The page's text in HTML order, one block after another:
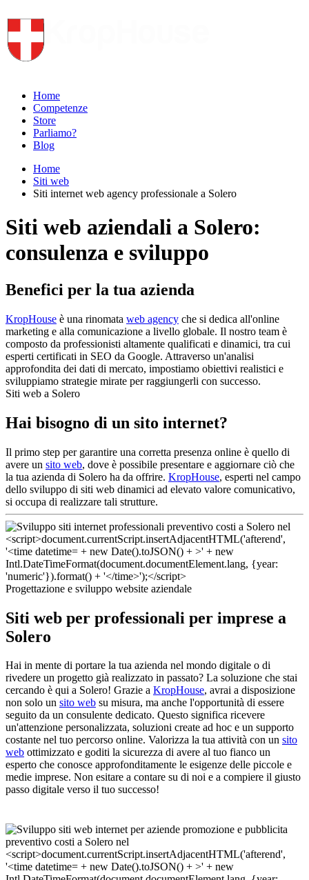
Home
Competenze
Store
Parliamo?
Blog
Home
Siti web
Siti internet web agency professionale a Solero
Siti web aziendali a Solero:
consulenza e sviluppo
Benefici per la tua azienda
KropHouse è una rinomata web agency che si dedica all'online
marketing e alla comunicazione a livello globale. Il nostro team è
composto da professionisti altamente qualificati e dinamici, tra cui
esperti certificati in SEO da Google. Attraverso un'analisi
approfondita dei dati di mercato, impostiamo obiettivi realistici e
sviluppiamo strategie mirate per raggiungerli con successo.
Siti web a Solero
Hai bisogno di un sito internet?
Il primo step per garantire una corretta presenza online è quello di
avere un sito web, dove è possibile presentare e aggiornare ciò che
la tua azienda di Solero ha da offrire. KropHouse, esperti nel campo
dello sviluppo di siti web dinamici ad elevato valore comunicativo,
si occupa di realizzare tali strutture.
Progettazione e sviluppo website aziendale
Siti web per professionali per imprese a
Solero
Hai in mente di portare la tua azienda nel mondo digitale o di
rivedere un progetto già realizzato in passato? La soluzione che stai
cercando è qui a Solero! Grazie a KropHouse, avrai a disposizione
non solo un sito web su misura, ma anche l'opportunità di essere
seguito da un consulente dedicato. Questo significa ricevere
un'attenzione personalizzata, soluzioni create ad hoc e un supporto
costante nel tuo percorso online. Valorizza la tua attività con un sito
web ottimizzato e goditi la sicurezza di avere al tuo fianco un
esperto che conosce approfonditamente le esigenze delle piccole e
medie imprese. Non esitare a contare su di noi e a compiere il giusto
passo digitale verso il tuo successo!